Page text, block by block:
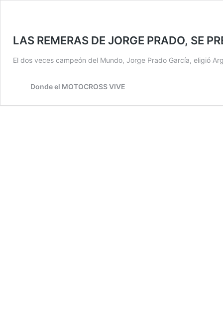
LAS REMERAS DE JORGE PRADO, SE
El dos veces campeón del Mundo, Jorge Prado García, eligió
Donde el MOTOCROSS VIVE